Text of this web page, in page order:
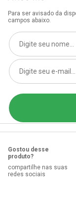
Para ser avisado da
campos abaixo.
Gostou desse
produto?
compartilhe nas suas
redes sociais